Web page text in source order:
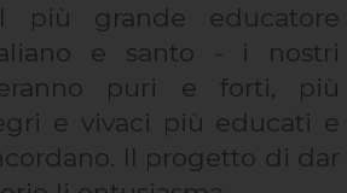
più grande educatore
e santo - i nostri
puri e forti, più
e vivaci più educati e
Il progetto di dar